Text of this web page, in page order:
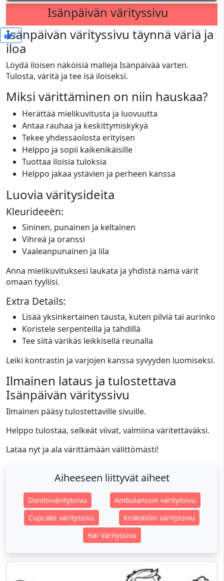
Isänpäivän värityssivu
5
Isänpäivän värityssivu täynnä väriä ja
iloa
Löydä iloisen näköisiä malleja Isänpäivää varten.
Tulosta, väritä ja tee isä iloiseksi.
Miksi värittäminen on niin hauskaa?
Herättää mielikuvitusta ja luovuutta
Antaa rauhaa ja keskittymiskykyä
Tekee yhdessäolosta erityisen
Helppo ja sopii kaikenikäisille
Tuottaa iloisia tuloksia
Helppo jakaa ystävien ja perheen kanssa
Luovia väritysideita
Kleurideeën:
Sininen, punainen ja keltainen
Vihreä ja oranssi
Vaaleanpunainen ja lila
Anna mielikuvituksesi laukata ja yhdistä nämä värit
omaan tyyliisi.
Extra Details:
Lisää yksinkertainen tausta, kuten pilviä tai aurinko
Koristele serpenteilla ja tähdillä
Tee siitä värikäs leikkisellä reunalla
Leiki kontrastin ja varjojen kanssa syvyyden luomiseksi.
Ilmainen lataus ja tulostettava
Isänpäivän värityssivu
Ilmainen pääsy tulostettaville sivuille.
Helppo tulostaa, selkeät viivat, valmiina väritettäväksi.
Lataa nyt ja ala värittämään välittömästi!
Aiheeseen liittyvät aiheet
Donitsivärityssivu
Ambulanssin värityssivu
Cupcake värityssivu
Krokotiilin värityssivu
Hai Värityssivu